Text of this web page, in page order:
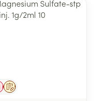
Sur prescription
Médicament